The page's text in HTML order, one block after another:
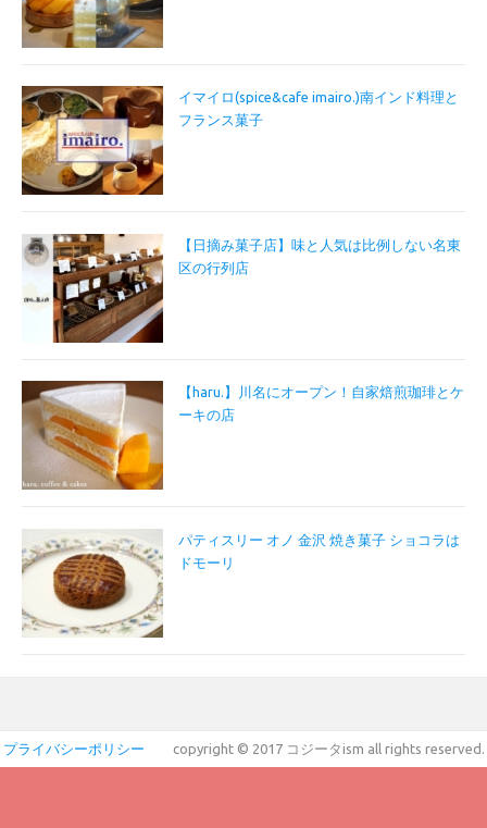
イマイロ(spice&cafe imairo.)南インド料理と
フランス菓子
【日摘み菓子店】味と人気は比例しない名東
区の行列店
【haru.】川名にオープン！自家焙煎珈琲とケ
ーキの店
パティスリー オノ 金沢 焼き菓子 ショコラは
ドモーリ
プライバシーポリシー copyright © 2017 コジータism all rights reserved.